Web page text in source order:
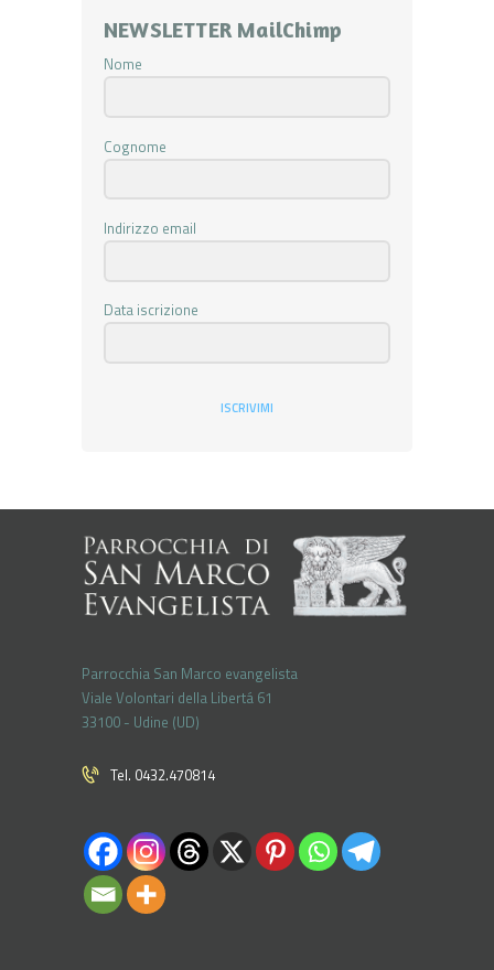
NEWSLETTER MailChimp
Nome
Cognome
Indirizzo email
Data iscrizione
ISCRIVIMI
Parrocchia San Marco evangelista
Viale Volontari della Libertá 61
33100 - Udine (UD)
Tel. 0432.470814